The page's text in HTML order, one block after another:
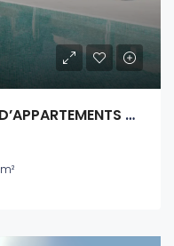
NOUVELLE CONSTRUCTION D’APPARTEMENTS – ESTEPONA
m²